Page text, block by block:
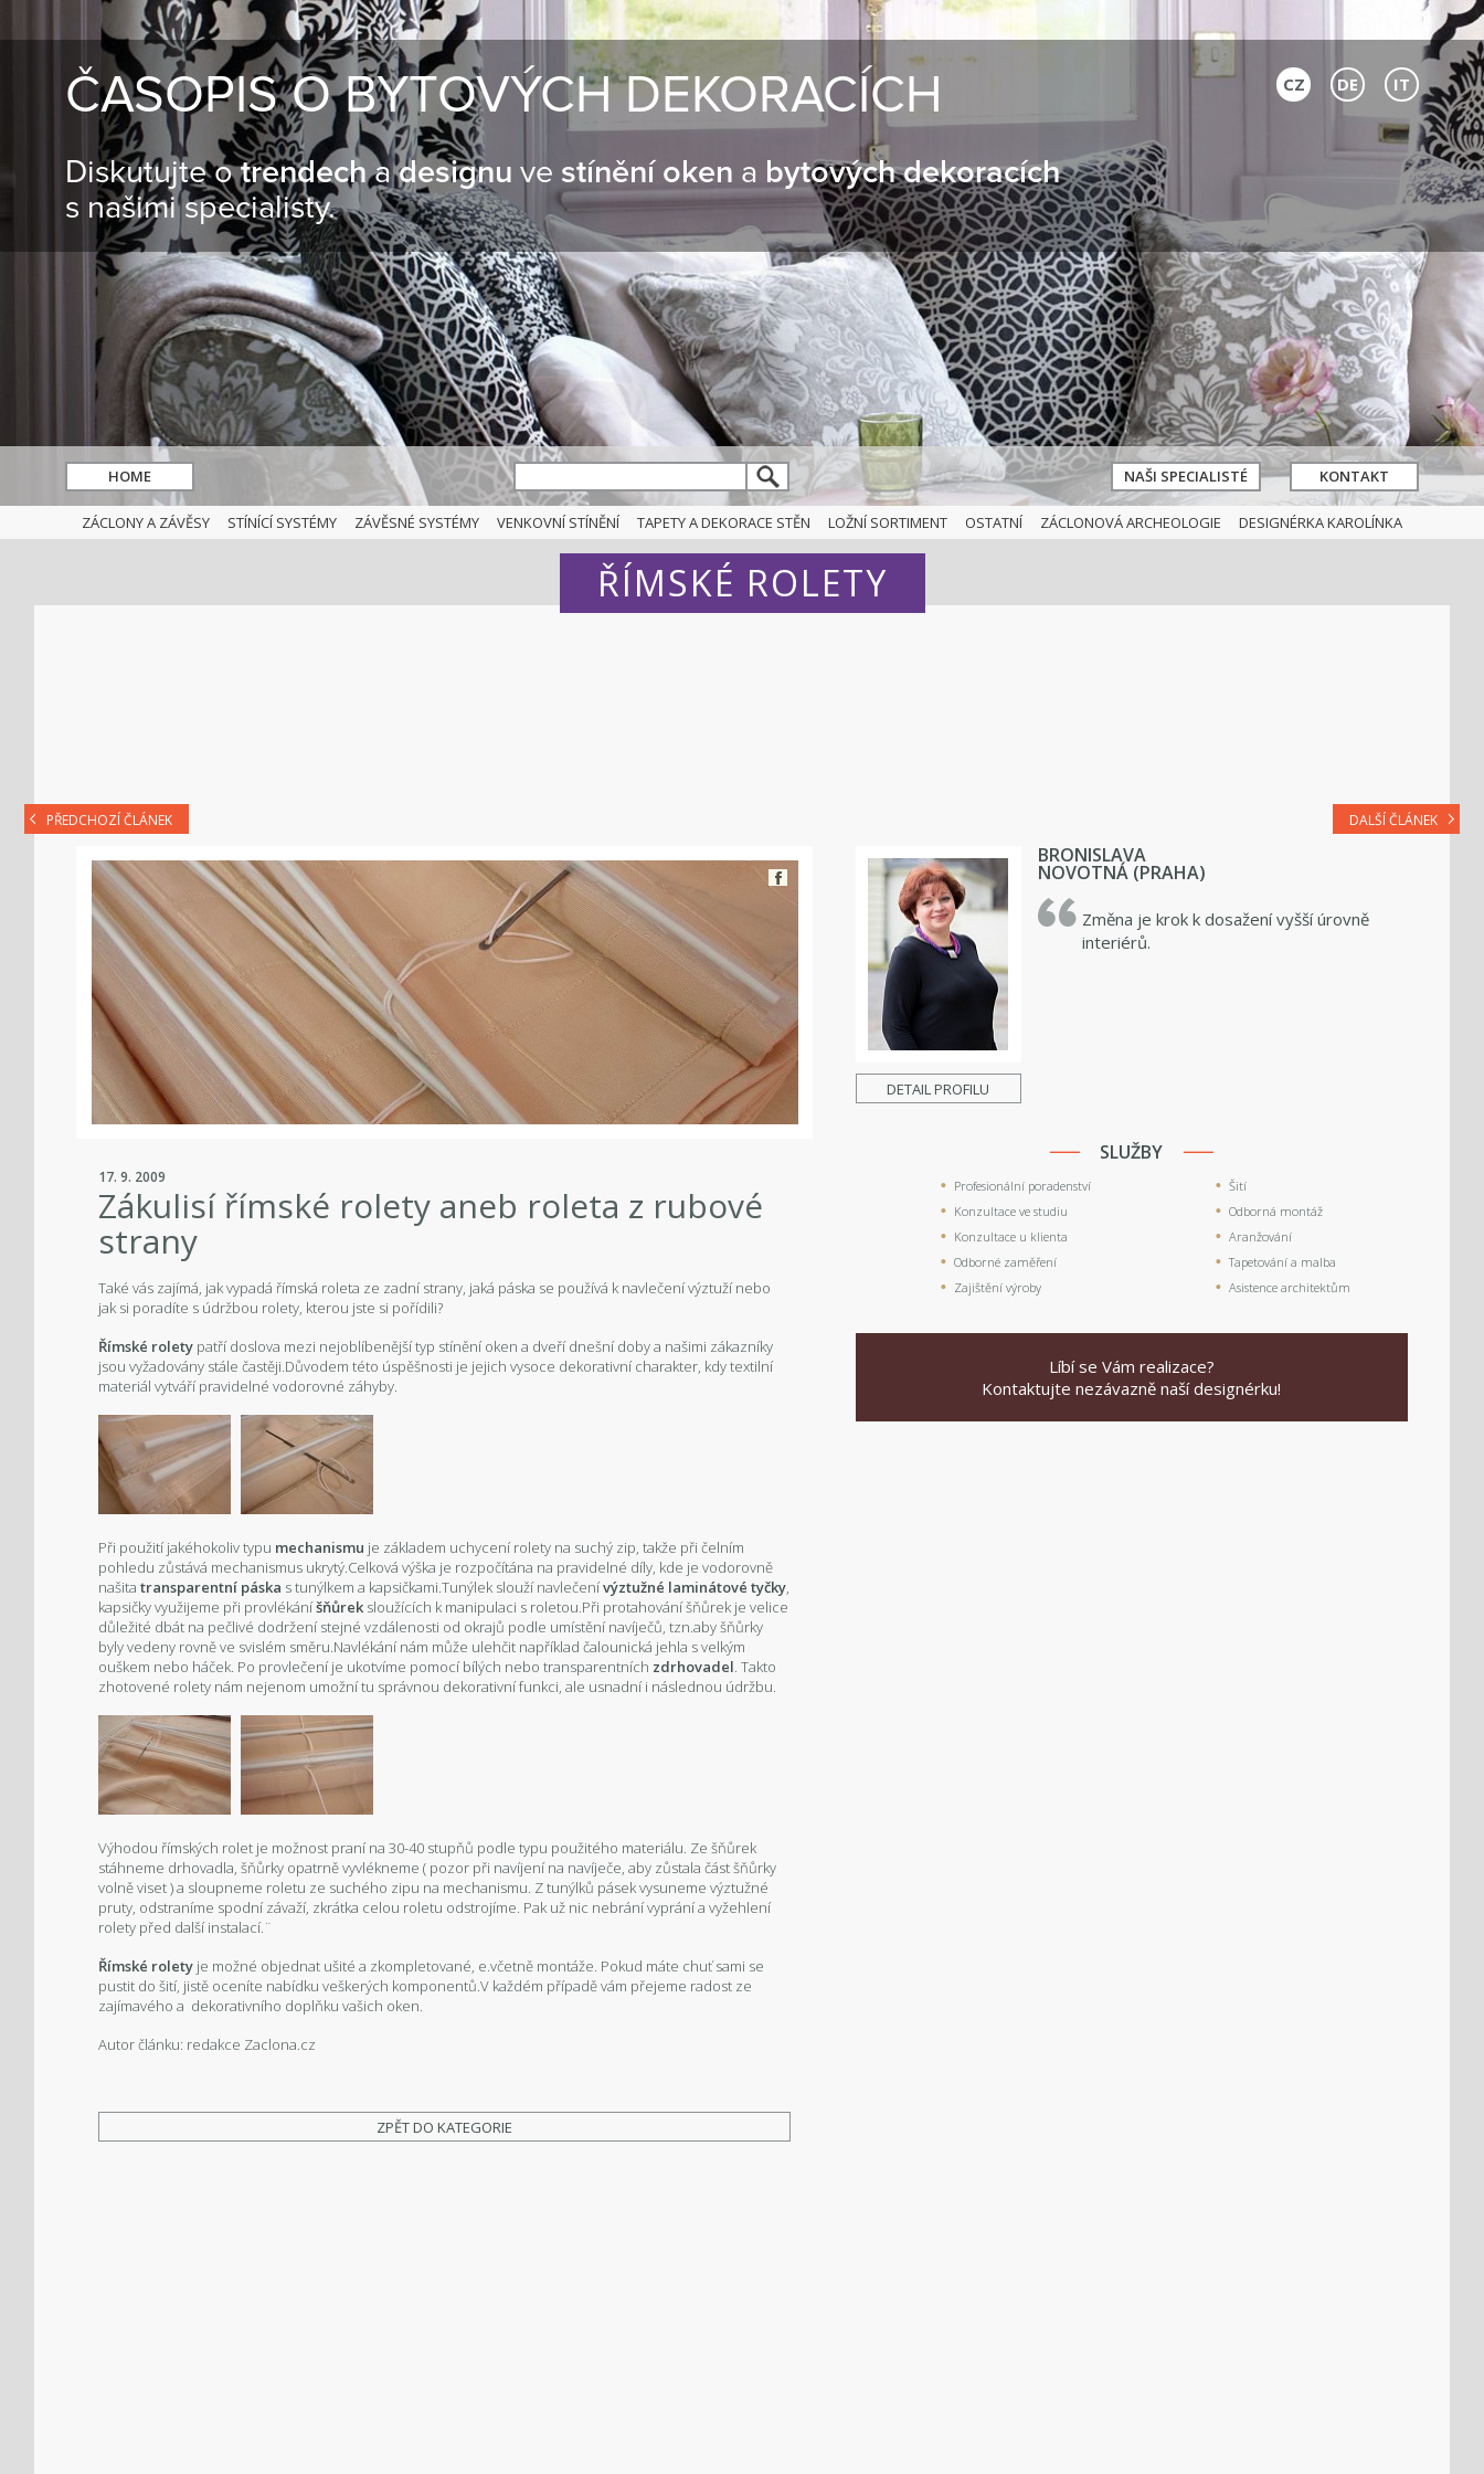
ČASOPIS O BYTOVÝCH DEKORACÍCH
Diskutujte otrendechadesignu ve stínění oken a bytových dekoracích
s našimi specialisty.
CZ DE IT
HOME NAŠI SPECIALISTÉ KONTAKT
ZÁCLONY A ZÁVĚSY STÍNÍCÍ SYSTÉMY ZÁVĚSNÉ SYSTÉMY VENKOVNÍ STÍNĚNÍ TAPETY A DEKORACE STĚN LOŽNÍ SORTIMENT OSTATNÍ ZÁCLONOVÁ ARCHEOLOGIE DESIGNÉRKA KAROLÍNKA
ŘÍMSKÉ ROLETY
PŘEDCHOZÍ ČLÁNEK DALŠÍ ČLÁNEK
17. 9. 2009
Zákulisí římské rolety aneb roleta z rubové
strany
Také vás zajímá, jak vypadá římská roleta ze zadní strany, jaká páska se používá k navlečení výztuží nebo
jak si poradíte s údržbou rolety, kterou jste si pořídili?
Římské rolety patří doslova mezi nejoblíbenější typ stínění oken a dveří dnešní doby a našimi zákazníky
jsou vyžadovány stále častěji.Důvodem této úspěšnosti je jejich vysoce dekorativní charakter, kdy textilní
materiál vytváří pravidelné vodorovné záhyby.
Při použití jakéhokoliv typu mechanismu je základem uchycení rolety na suchý zip, takže při čelním
pohledu zůstává mechanismus ukrytý.Celková výška je rozpočítána na pravidelné díly, kde je vodorovně
našitatransparentní páska s tunýlkem a kapsičkami.Tunýlek slouží navlečenívýztužné laminátové tyčky,
kapsičky využijeme při provlékáníšňůrek sloužících k manipulaci s roletou.Při protahování šňůrek je velice
důležité dbát na pečlivé dodržení stejné vzdálenosti od okrajů podle umístění navíječů, tzn.aby šňůrky
byly vedeny rovně ve svislém směru.Navlékání nám může ulehčit například čalounická jehla s velkým
ouškem nebo háček. Po provlečení je ukotvíme pomocí bílých nebo transparentních zdrhovadel. Takto
zhotovené rolety nám nejenom umožní tu správnou dekorativní funkci, ale usnadní i následnou údržbu.
Výhodou římských rolet je možnost praní na 30-40 stupňů podle typu použitého materiálu. Ze šňůrek
stáhneme drhovadla, šňůrky opatrně vyvlékneme ( pozor při navíjení na navíječe, aby zůstala část šňůrky
volně viset ) a sloupneme roletu ze suchého zipu na mechanismu. Z tunýlků pásek vysuneme výztužné
pruty, odstraníme spodní závaží, zkrátka celou roletu odstrojíme. Pak už nic nebrání vyprání a vyžehlení
rolety před další instalací.¨
Římské rolety je možné objednat ušité a zkompletované, e.včetně montáže. Pokud máte chuť sami se
pustit do šití, jistě oceníte nabídku veškerých komponentů.V každém případě vám přejeme radost ze
zajímavého a dekorativního doplňku vašich oken.
Autor článku: redakce Zaclona.cz
ZPĚT DO KATEGORIE
DETAIL PROFILU
BRONISLAVA
NOVOTNÁ (PRAHA)
Změna je krok k dosažení vyšší úrovně
interiérů.
SLUŽBY
Profesionální poradenství
Konzultace ve studiu
Konzultace u klienta
Odborné zaměření
Zajištění výroby
Šití
Odborná montáž
Aranžování
Tapetování a malba
Asistence architektům
Líbí se Vám realizace?
Kontaktujte nezávazně naší designérku!